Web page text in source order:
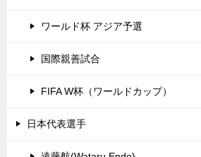
ワールド杯 アジア予選
国際親善試合
FIFA W杯（ワールドカップ）
日本代表選手